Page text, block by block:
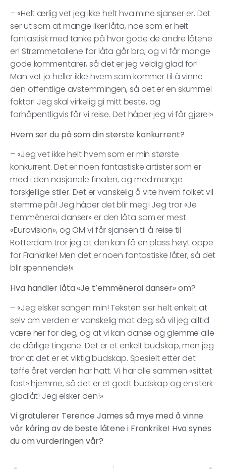
– «Helt ærlig vet jeg ikke helt hva mine sjanser er. Det
ser ut som at mange liker låta, noe som er helt
fantastisk med tanke på hvor gode de andre låtene
er! Strømmetallene for låta går bra, og vi får mange
gode kommentarer, så det er jeg veldig glad for!
Man vet jo heller ikke hvem som kommer til å vinne
den offentlige avstemmingen, så det er en skummel
faktor! Jeg skal virkelig gi mitt beste, og
forhåpentligvis får vi reise. Det håper jeg vi får gjøre!»
Hvem ser du på som din største konkurrent?
– «Jeg vet ikke helt hvem som er min største
konkurrent. Det er noen fantastiske artister som er
med i den nasjonale finalen, og med mange
forskjellige stiler. Det er vanskelig å vite hvem folket vil
stemme på! Jeg håper det blir meg! Jeg tror «Je
t’emmènerai danser» er den låta som er mest
«Eurovision», og OM vi får sjansen til å reise til
Rotterdam tror jeg at den kan få en plass høyt oppe
for Frankrike! Men det er noen fantastiske låter, så det
blir spennende!»
Hva handler låta «Je t’emmènerai danser» om?
– «Jeg elsker sangen min! Teksten sier helt enkelt at
selv om verden er vanskelig mot deg, så vil jeg alltid
være her for deg, og at vi kan danse og glemme alle
de dårlige tingene. Det er et enkelt budskap, men jeg
tror at det er et viktig budskap. Spesielt etter det
tøffe året verden har hatt. Vi har alle sammen «sittet
fast» hjemme, så det er et godt budskap og en sterk
gladlåt! Jeg elsker den!»
Vi gratulerer Terence James så mye med å vinne
vår kåring av de beste låtene i Frankrike! Hva synes
du om vurderingen vår?